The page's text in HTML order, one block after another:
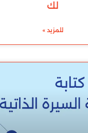
لك
للمزيد »